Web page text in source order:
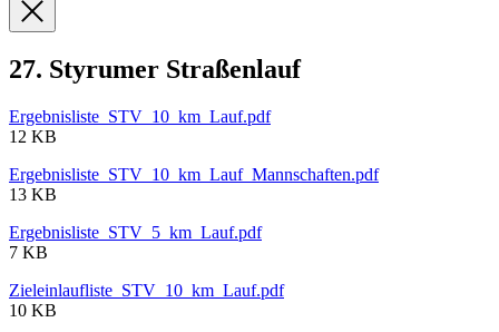
27. Styrumer Straßenlauf
Ergebnisliste_STV_10_km_Lauf.pdf
12 KB
Ergebnisliste_STV_10_km_Lauf_Mannschaften.pdf
13 KB
Ergebnisliste_STV_5_km_Lauf.pdf
7 KB
Zieleinlaufliste_STV_10_km_Lauf.pdf
10 KB